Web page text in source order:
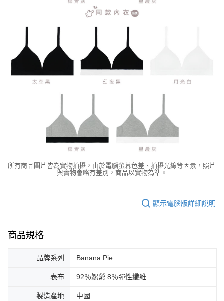
所有商品圖片皆為實物拍攝，由於電腦螢幕色差、拍攝光線等因素，照片
與實物會略有差別，商品以實物為準。
顯示電腦版詳細說明
商品規格
品牌系列 Banana Pie
表布 92％嫘縈 8％彈性纖維
製造產地 中國